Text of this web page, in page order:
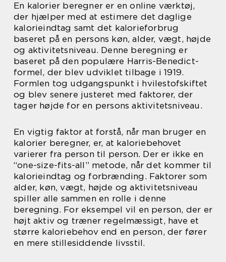
En kalorier beregner er en online værktøj,
der hjælper med at estimere det daglige
kalorieindtag samt det kalorieforbrug
baseret på en persons køn, alder, vægt, højde
og aktivitetsniveau. Denne beregning er
baseret på den populære Harris-Benedict-
formel, der blev udviklet tilbage i 1919.
Formlen tog udgangspunkt i hvilestofskiftet
og blev senere justeret med faktorer, der
tager højde for en persons aktivitetsniveau.
En vigtig faktor at forstå, når man bruger en
kalorier beregner, er, at kaloriebehovet
varierer fra person til person. Der er ikke en
“one-size-fits-all” metode, når det kommer til
kalorieindtag og forbrænding. Faktorer som
alder, køn, vægt, højde og aktivitetsniveau
spiller alle sammen en rolle i denne
beregning. For eksempel vil en person, der er
højt aktiv og træner regelmæssigt, have et
større kaloriebehov end en person, der fører
en mere stillesiddende livsstil.